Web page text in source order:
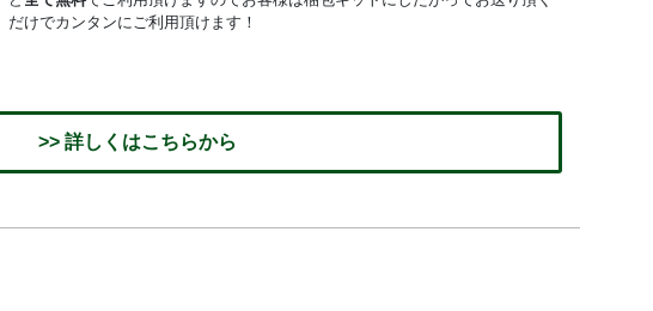
だけでカンタンにご利用頂けます！
>> 詳しくはこちらから